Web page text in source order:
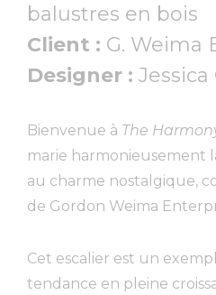
balustres en bois
Client : G. Weima
Designer :
Bienvenue à The
marie harmonieusement
au charme nostalgique,
de Gordon Weima
Cet escalier est un
tendance en pleine